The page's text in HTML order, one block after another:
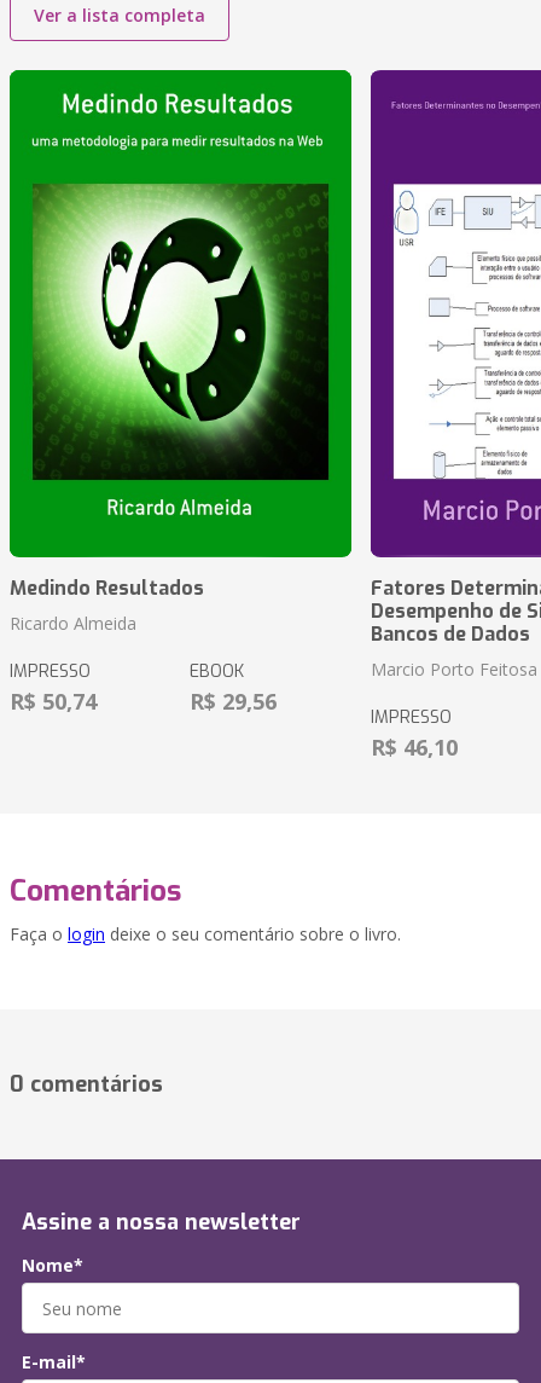
Ver a lista completa
Medindo Resultados
Ricardo Almeida
IMPRESSO
R$ 50,74
EBOOK
R$ 29,56
Fatores
Desempenho de
Bancos de Dados
Marcio Porto Feitosa
IMPRESSO
R$ 46,10
Comentários
Faça o login deixe o seu comentário sobre o livro.
0 comentários
Assine a nossa newsletter
Nome*
E-mail*